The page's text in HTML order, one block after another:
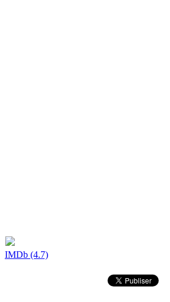
IMDb (4.7)